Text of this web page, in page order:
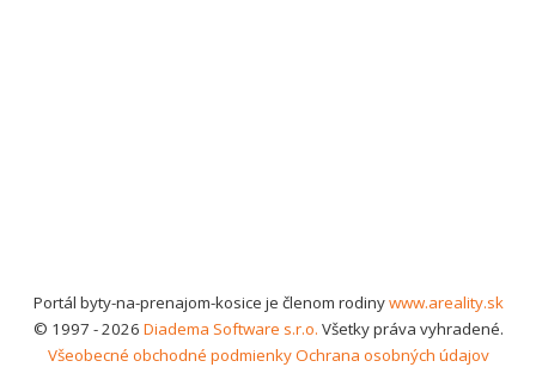
Portál byty-na-prenajom-kosice je členom rodinywww.areality.sk
© 1997 - 2026 Diadema Software s.r.o. Všetky práva vyhradené.
Všeobecné obchodné podmienkyOchrana osobných údajov